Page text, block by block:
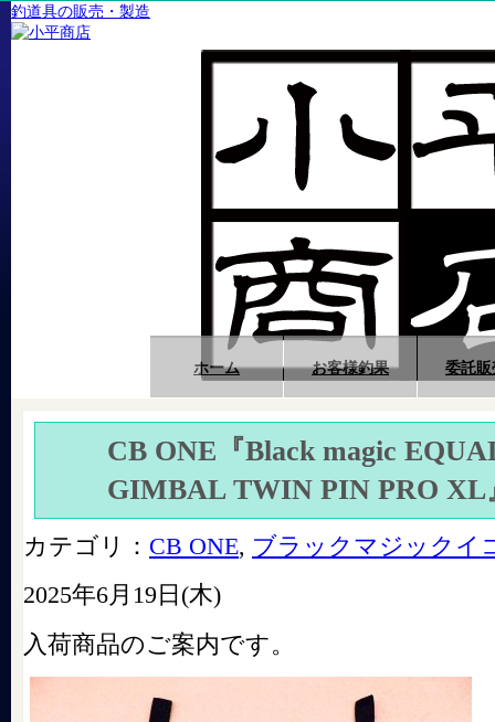
釣道具の販売・製造
ホーム お客様釣果 委託販
CB ONE『Black magic
GIMBAL TWIN PIN PRO XL
カテゴリ： CB ONE, ブラックマジックイ
2025年6月19日(木)
入荷商品のご案内です。